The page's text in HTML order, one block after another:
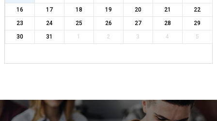
16
17 18 19 20 21
22
23
24 25 26 27 28
29
30
31 1 2 3 4 5